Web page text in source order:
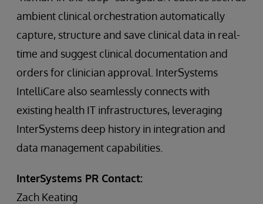
ambient clinical orchestration automatically
capture, structure and save clinical data in real-
time and suggest clinical documentation and
orders for clinician approval. InterSystems
IntelliCare also seamlessly connects with
existing health IT infrastructures, leveraging
InterSystems deep history in integration and
data management capabilities.
InterSystems PR Contact:
Zach Keating